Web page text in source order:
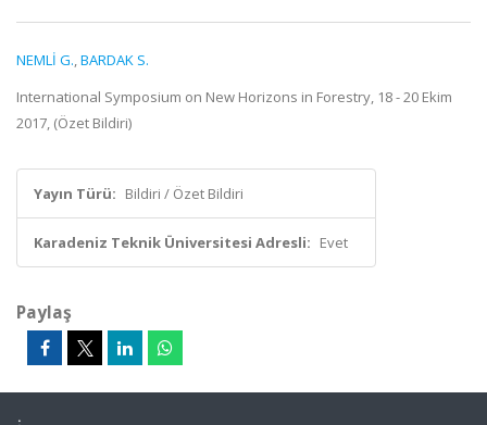
NEMLİ G.,BARDAK S.
International Symposium on New Horizons in Forestry, 18 - 20 Ekim
2017, (Özet Bildiri)
Yayın Türü: Bildiri / Özet Bildiri
Karadeniz Teknik Üniversitesi Adresli: Evet
Paylaş